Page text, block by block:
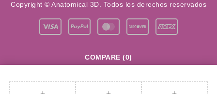
Copyright © Anatomical 3D. Todos los derechos reservados
COMPARE (0)